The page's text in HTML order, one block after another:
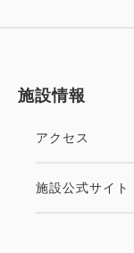
【青森県
施設情報
アクセス
施設公式サイト